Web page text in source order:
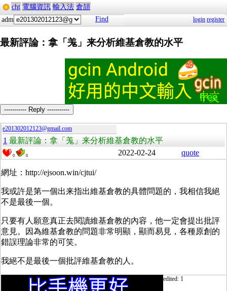
cht 電腦資訊 輸入法 倉頡
adm
Find login register
最新評論：拿「羗」来分析維基倉教的水平
----------- Reply -----------
e201302012123@gmail.com
1 最新評論：拿「羗」来分析維基倉教的水平
0 0 2022-02-24 quote
網址：http://ejsoon.win/cjtui/
我或許是第一個出来指出維基倉教的具體問題的，我相信我絕
不是最後一個。
只要有人願意真正去閱讀維基倉教的內容，他一定會提出批評
意見。因為維基倉教的問題非常明顯，顯而易見，各種原創的
錯誤理論非常的可笑。
我絕不是最後一個批評維基倉教的人。
edited: 1